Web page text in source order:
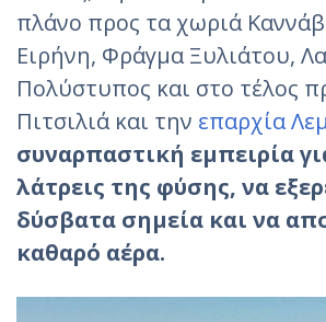
πλάνο προς τα χωριά
Ειρήνη, Φράγμα Ξυλιάτου,
Πολύστυπος και στο τέλος
Πιτσιλιά και την επαρχία
συναρπαστική εμπειρία
λάτρεις της φύσης, να
δύσβατα σημεία και να
καθαρό αέρα.